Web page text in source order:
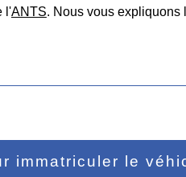
l'ANTS. Nous vous expliquons
immatriculer le